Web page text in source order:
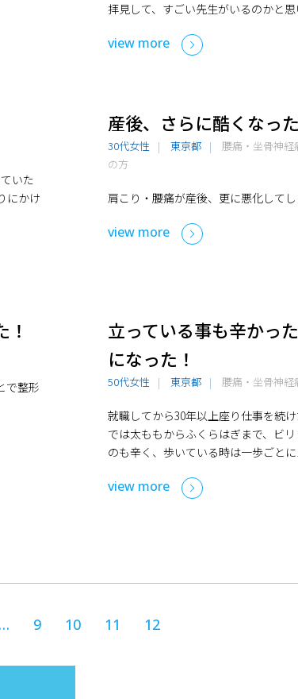
拝見して、すごい先生がいるのかと
view more
いた
にかけ
産後、さらに酷くなっ
30代女性 東京都 腰痛・坐骨神経
の方
肩こり・腰痛が産後、更に悪化して
view more
で整形
立っている事も辛かっ
になった！
50代女性 東京都 腰痛・坐骨神経
就職してから30年以上座り仕事を続
では太ももからふくらはぎまで、ビ
のも辛く、歩いている時は一歩ごと
view more
… 9 10 11 12